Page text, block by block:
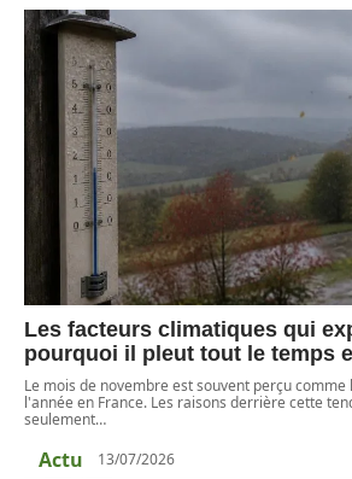
Les facteurs climatiques qui
pourquoi il pleut tout le temps
Le mois de novembre est souvent perçu comme
l'année en France. Les raisons derrière cette
seulement…
Actu 13/07/2026